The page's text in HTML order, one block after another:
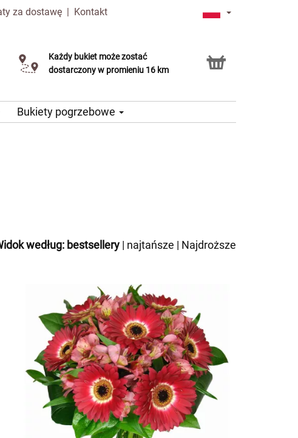
za dostawę | Kontakt
Każdy bukiet może zostać
dostarczony w promieniu 16 km
Usługa Click & Collect
Bukiety pogrzebowe
według: bestsellery | najtańsze | Najdroższe